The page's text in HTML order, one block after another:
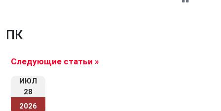
ПК
Следующие статьи »
ИЮЛ
28
2026